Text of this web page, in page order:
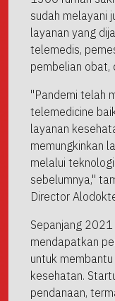
sudah melayani
layanan yang
telemedis,
pembelian obat,
"Pandemi telah
telemedicine
layanan
memungkinkan
melalui
sebelumnya,"
Director
Sepanjang
mendapatkan
untuk
kesehatan.
pendanaan,